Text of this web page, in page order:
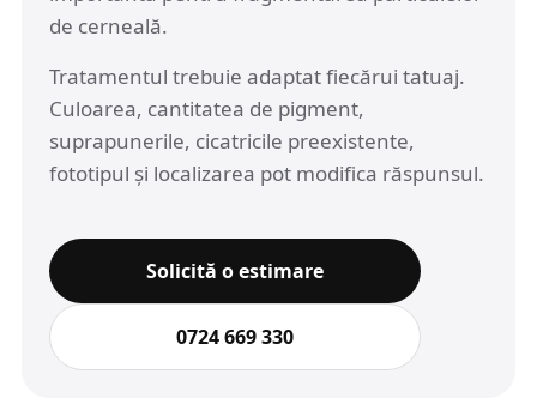
de cerneală.
Tratamentul trebuie adaptat fiecărui tatuaj.
Culoarea, cantitatea de pigment,
suprapunerile, cicatricile preexistente,
fototipul și localizarea pot modifica răspunsul.
Solicită o estimare
0724 669 330